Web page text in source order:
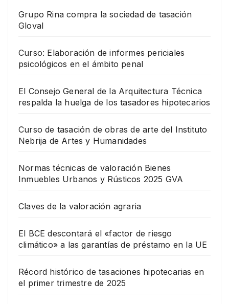
Grupo Rina compra la sociedad de tasación
Gloval
Curso: Elaboración de informes periciales
psicológicos en el ámbito penal
El Consejo General de la Arquitectura Técnica
respalda la huelga de los tasadores hipotecarios
Curso de tasación de obras de arte del Instituto
Nebrija de Artes y Humanidades
Normas técnicas de valoración Bienes
Inmuebles Urbanos y Rústicos 2025 GVA
Claves de la valoración agraria
El BCE descontará el «factor de riesgo
climático» a las garantías de préstamo en la UE
Récord histórico de tasaciones hipotecarias en
el primer trimestre de 2025